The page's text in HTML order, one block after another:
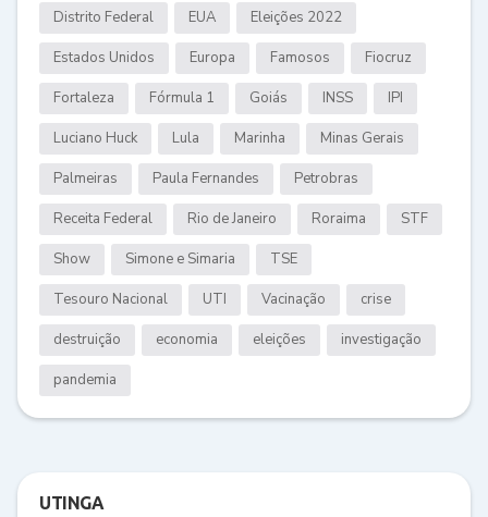
Distrito Federal EUA Eleições 2022
Estados Unidos Europa Famosos Fiocruz
Fortaleza Fórmula 1 Goiás INSS IPI
Luciano Huck Lula Marinha Minas Gerais
Palmeiras Paula Fernandes Petrobras
Receita Federal Rio de Janeiro Roraima STF
Show Simone e Simaria TSE
Tesouro Nacional UTI Vacinação crise
destruição economia eleições investigação
pandemia
UTINGA